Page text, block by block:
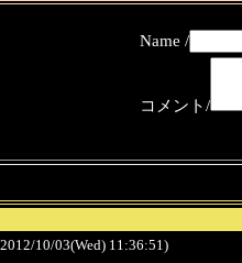
Name /
コメント/
10/03(Wed) 11:36:51)